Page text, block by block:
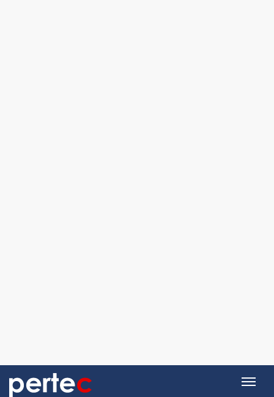
politica industriale del Paese....